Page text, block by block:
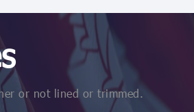
or not lined or trimmed.